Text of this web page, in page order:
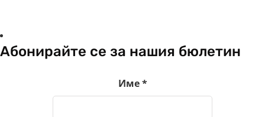
Абонирайте се за нашия бюлетин
Име*